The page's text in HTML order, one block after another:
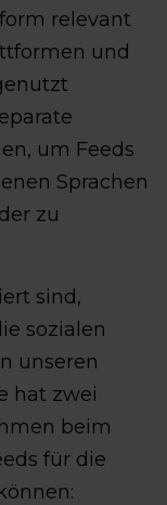
relevant
und
um Feeds
Sprachen
zu
sind,
sozialen
unseren
hat zwei
beim
für die